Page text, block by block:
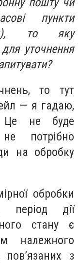
пункти
то яку
уточнення
то тут
— я гадаю,
Це не буде
потрібно
на обробку
обробки
період дії
стану є
належного
пов’язаних з